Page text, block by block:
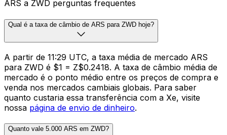
ARS a ZWD perguntas frequentes
Qual é a taxa de câmbio de ARS para ZWD hoje?
A partir de 11:29 UTC, a taxa média de mercado ARS
para ZWD é $1 = Z$0.2418. A taxa de câmbio média de
mercado é o ponto médio entre os preços de compra e
venda nos mercados cambiais globais. Para saber
quanto custaria essa transferência com a Xe, visite
nossa página de envio de dinheiro.
Quanto vale 5.000 ARS em ZWD?